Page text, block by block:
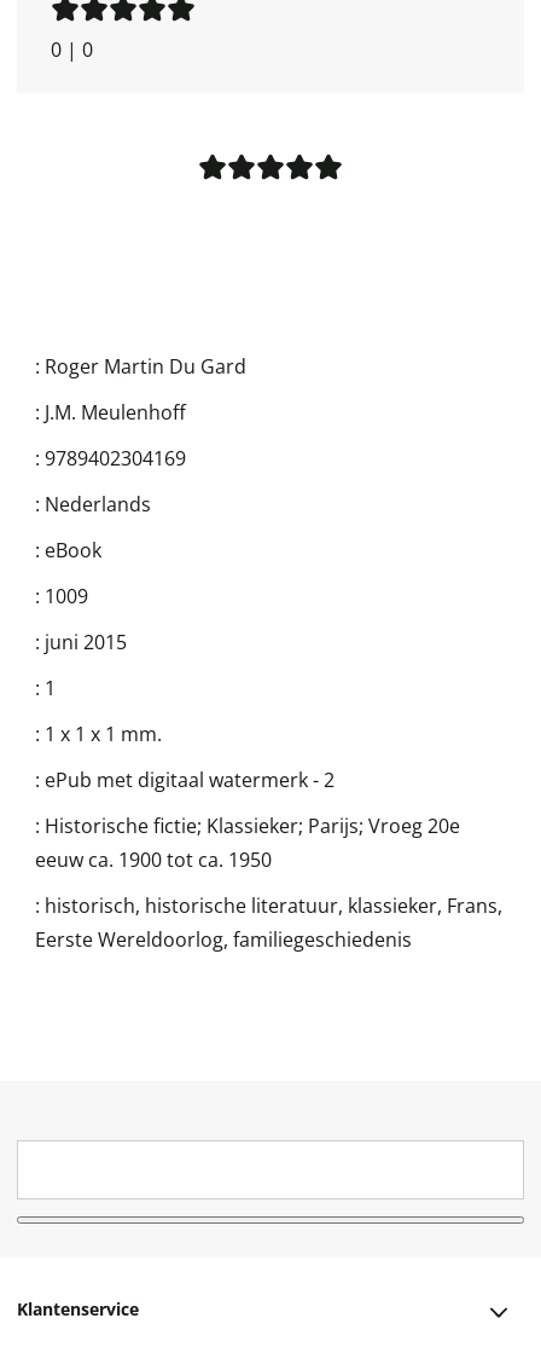
0 | 0
: Roger Martin Du Gard
: J.M. Meulenhoff
: 9789402304169
: Nederlands
: eBook
: 1009
: juni 2015
: 1
: 1 x 1 x 1 mm.
: ePub met digitaal watermerk - 2
: Historische fictie; Klassieker; Parijs; Vroeg 20e
eeuw ca. 1900 tot ca. 1950
: historisch, historische literatuur, klassieker, Frans,
Eerste Wereldoorlog, familiegeschiedenis
Klantenservice